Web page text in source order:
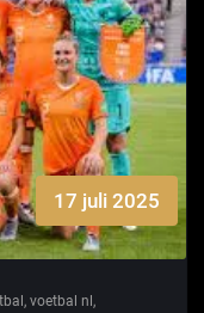
17 juli 2025
, voetbal nl,